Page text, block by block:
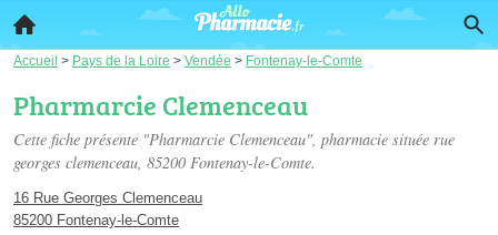
Accueil > Pays de la Loire > Vendée > Fontenay-le-Comte
Pharmarcie Clemenceau
Cette fiche présente "Pharmarcie Clemenceau", pharmacie située rue
georges clemenceau, 85200 Fontenay-le-Comte.
16 Rue Georges Clemenceau
85200 Fontenay-le-Comte